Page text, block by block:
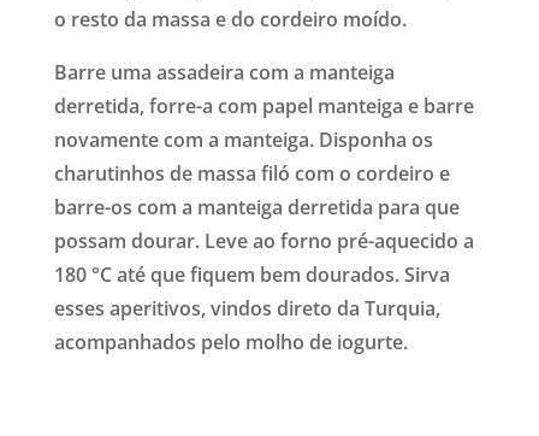
o resto da massa e do cordeiro moído.
Barre uma assadeira com a manteiga
derretida, forre-a com papel manteiga e barre
novamente com a manteiga. Disponha os
charutinhos de massa filó com o cordeiro e
barre-os com a manteiga derretida para que
possam dourar. Leve ao forno pré-aquecido a
180 °C até que fiquem bem dourados. Sirva
esses aperitivos, vindos direto da Turquia,
acompanhados pelo molho de iogurte.